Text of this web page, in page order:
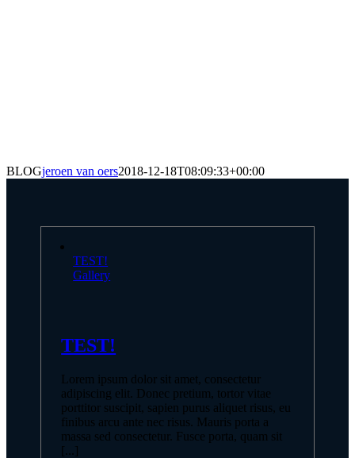
BLOGjeroen van oers2018-12-18T08:09:33+00:00
TEST!
Gallery
TEST!
Lorem ipsum dolor sit amet, consectetur
adipiscing elit. Donec pretium, tortor vitae
porttitor suscipit, sapien purus aliquet risus, eu
finibus arcu ante nec risus. Mauris porta a
massa sed consectetur. Fusce porta, quam sit
[...]